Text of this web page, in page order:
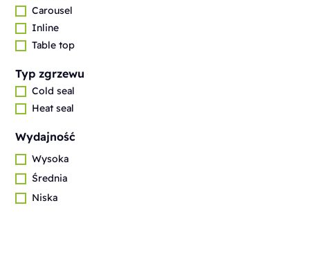
Carousel
Inline
Table top
Typ zgrzewu
Cold seal
Heat seal
Wydajność
Wysoka
Średnia
Niska